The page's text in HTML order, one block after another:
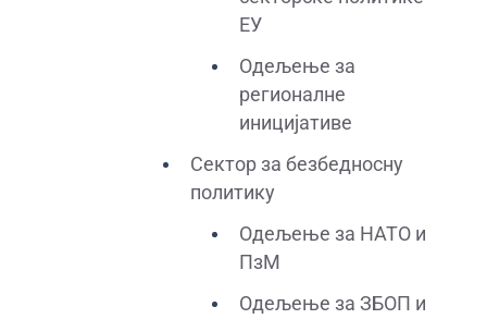
ЕУ
Одељење за
регионалне
иницијативе
Сектор за безбедносну
политику
Одељење за НАТО и
ПзМ
Одељење за ЗБОП и